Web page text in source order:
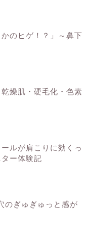
のヒゲ！？」～鼻下
燥肌・硬毛化・色素
ルが肩こりに効くっ
ー体験記
のぎゅぎゅっと感が
美容情報■
健康
肌
アクセント